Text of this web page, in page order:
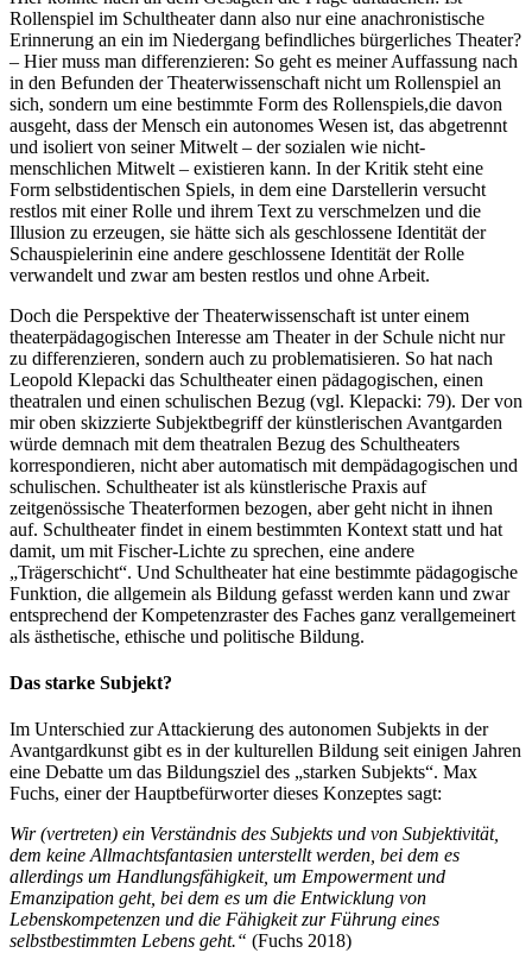
Rollenspiel im Schultheater dann also nur eine anachronistische
Erinnerung an ein im Niedergang befindliches bürgerliches Theater?
– Hier muss man differenzieren: So geht es meiner Auffassung nach
in den Befunden der Theaterwissenschaft nicht um Rollenspiel an
sich, sondern um eine bestimmte Form des Rollenspiels,die davon
ausgeht, dass der Mensch ein autonomes Wesen ist, das abgetrennt
und isoliert von seiner Mitwelt – der sozialen wie nicht-
menschlichen Mitwelt – existieren kann. In der Kritik steht eine
Form selbstidentischen Spiels, in dem eine Darstellerin versucht
restlos mit einer Rolle und ihrem Text zu verschmelzen und die
Illusion zu erzeugen, sie hätte sich als geschlossene Identität der
Schauspielerinin eine andere geschlossene Identität der Rolle
verwandelt und zwar am besten restlos und ohne Arbeit.
Doch die Perspektive der Theaterwissenschaft ist unter einem
theaterpädagogischen Interesse am Theater in der Schule nicht nur
zu differenzieren, sondern auch zu problematisieren. So hat nach
Leopold Klepacki das Schultheater einen pädagogischen, einen
theatralen und einen schulischen Bezug (vgl. Klepacki: 79). Der von
mir oben skizzierte Subjektbegriff der künstlerischen Avantgarden
würde demnach mit dem theatralen Bezug des Schultheaters
korrespondieren, nicht aber automatisch mit dempädagogischen und
schulischen. Schultheater ist als künstlerische Praxis auf
zeitgenössische Theaterformen bezogen, aber geht nicht in ihnen
auf. Schultheater findet in einem bestimmten Kontext statt und hat
damit, um mit Fischer-Lichte zu sprechen, eine andere
„Trägerschicht“. Und Schultheater hat eine bestimmte pädagogische
Funktion, die allgemein als Bildung gefasst werden kann und zwar
entsprechend der Kompetenzraster des Faches ganz verallgemeinert
als ästhetische, ethische und politische Bildung.
Das starke Subjekt?
Im Unterschied zur Attackierung des autonomen Subjekts in der
Avantgardkunst gibt es in der kulturellen Bildung seit einigen Jahren
eine Debatte um das Bildungsziel des „starken Subjekts“. Max
Fuchs, einer der Hauptbefürworter dieses Konzeptes sagt:
Wir (vertreten) ein Verständnis des Subjekts und von Subjektivität,
dem keine Allmachtsfantasien unterstellt werden, bei dem es
allerdings um Handlungsfähigkeit, um Empowerment und
Emanzipation geht, bei dem es um die Entwicklung von
Lebenskompetenzen und die Fähigkeit zur Führung eines
selbstbestimmten Lebens geht.“ (Fuchs 2018)